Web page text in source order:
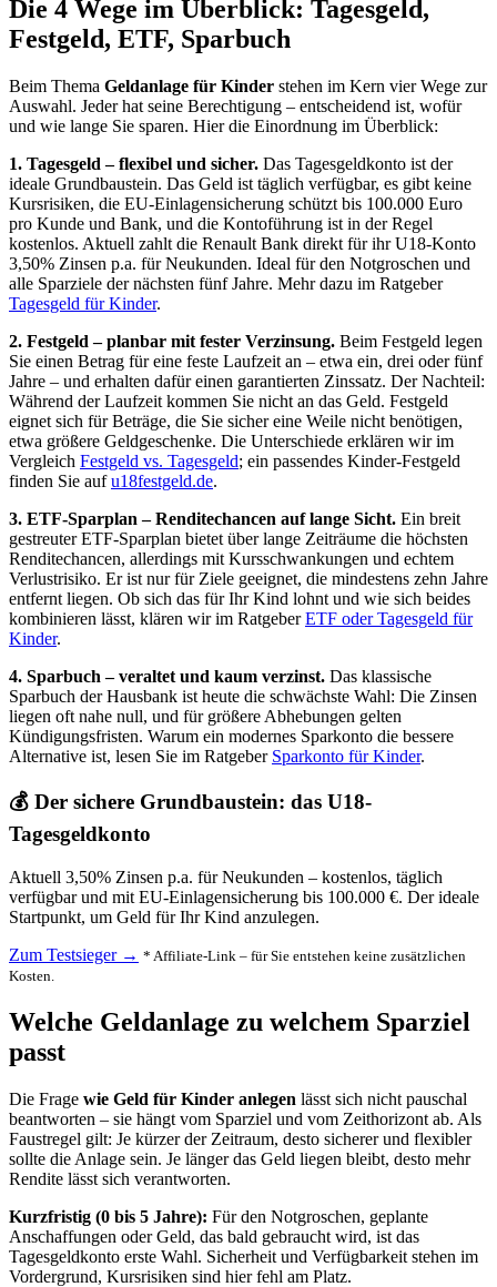
Die 4 Wege im Überblick: Tagesgeld,
Festgeld, ETF, Sparbuch
Beim Thema Geldanlage für Kinder stehen im Kern vier Wege zur
Auswahl. Jeder hat seine Berechtigung – entscheidend ist, wofür
und wie lange Sie sparen. Hier die Einordnung im Überblick:
1. Tagesgeld – flexibel und sicher. Das Tagesgeldkonto ist der
ideale Grundbaustein. Das Geld ist täglich verfügbar, es gibt keine
Kursrisiken, die EU-Einlagensicherung schützt bis 100.000 Euro
pro Kunde und Bank, und die Kontoführung ist in der Regel
kostenlos. Aktuell zahlt die Renault Bank direkt für ihr U18-Konto
3,50% Zinsen p.a. für Neukunden. Ideal für den Notgroschen und
alle Sparziele der nächsten fünf Jahre. Mehr dazu im Ratgeber
Tagesgeld für Kinder.
2. Festgeld – planbar mit fester Verzinsung. Beim Festgeld legen
Sie einen Betrag für eine feste Laufzeit an – etwa ein, drei oder fünf
Jahre – und erhalten dafür einen garantierten Zinssatz. Der Nachteil:
Während der Laufzeit kommen Sie nicht an das Geld. Festgeld
eignet sich für Beträge, die Sie sicher eine Weile nicht benötigen,
etwa größere Geldgeschenke. Die Unterschiede erklären wir im
Vergleich Festgeld vs. Tagesgeld; ein passendes Kinder-Festgeld
finden Sie aufu18festgeld.de.
3. ETF-Sparplan – Renditechancen auf lange Sicht. Ein breit
gestreuter ETF-Sparplan bietet über lange Zeiträume die höchsten
Renditechancen, allerdings mit Kursschwankungen und echtem
Verlustrisiko. Er ist nur für Ziele geeignet, die mindestens zehn Jahre
entfernt liegen. Ob sich das für Ihr Kind lohnt und wie sich beides
kombinieren lässt, klären wir im RatgeberETF oder Tagesgeld für
Kinder.
4. Sparbuch – veraltet und kaum verzinst. Das klassische
Sparbuch der Hausbank ist heute die schwächste Wahl: Die Zinsen
liegen oft nahe null, und für größere Abhebungen gelten
Kündigungsfristen. Warum ein modernes Sparkonto die bessere
Alternative ist, lesen Sie im Ratgeber Sparkonto für Kinder.
💰 Der sichere Grundbaustein: das U18-
Tagesgeldkonto
Aktuell 3,50% Zinsen p.a. für Neukunden – kostenlos, täglich
verfügbar und mit EU-Einlagensicherung bis 100.000 €. Der ideale
Startpunkt, um Geld für Ihr Kind anzulegen.
Zum Testsieger → * Affiliate-Link – für Sie entstehen keine zusätzlichen
Kosten.
Welche Geldanlage zu welchem Sparziel
passt
Die Frage wie Geld für Kinder anlegen lässt sich nicht pauschal
beantworten – sie hängt vom Sparziel und vom Zeithorizont ab. Als
Faustregel gilt: Je kürzer der Zeitraum, desto sicherer und flexibler
sollte die Anlage sein. Je länger das Geld liegen bleibt, desto mehr
Rendite lässt sich verantworten.
Kurzfristig (0 bis 5 Jahre): Für den Notgroschen, geplante
Anschaffungen oder Geld, das bald gebraucht wird, ist das
Tagesgeldkonto erste Wahl. Sicherheit und Verfügbarkeit stehen im
Vordergrund, Kursrisiken sind hier fehl am Platz.